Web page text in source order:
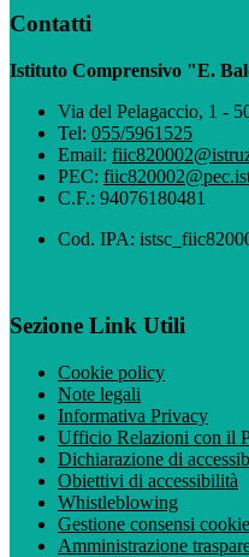
Contatti
Istituto Comprensivo "E.
Via del Pelagaccio, 1 -
Tel: 055/5961525
Email:
PEC:
C.F.: 94076180481
Cod. IPA:
Sezione Link Utili
Cookie policy
Note legali
Informativa Privacy
Ufficio Relazioni con il
Dichiarazione di
Obiettivi di accessibilità
Whistleblowing
Gestione consensi cookie
Amministrazione